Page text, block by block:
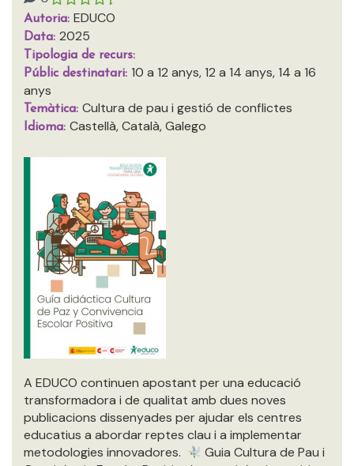
Autoria: EDUCO
Data: 2025
Tipologia de recurs:
Públic destinatari: 10 a 12 anys, 12 a 14 anys, 14 a 16
anys
Temàtica: Cultura de pau i gestió de conflictes
Idioma: Castellà, Català, Galego
A EDUCO continuen apostant per una educació
transformadora i de qualitat amb dues noves
publicacions dissenyades per ajudar els centres
educatius a abordar reptes clau i a implementar
metodologies innovadores.
Guia Cultura de Pau i